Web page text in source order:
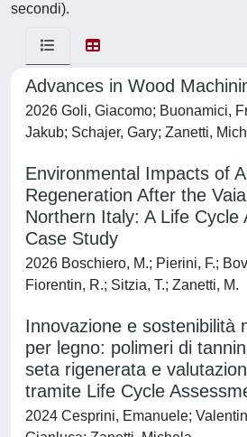
secondi).
Advances in Wood
2026 Goli, Giacomo; Buonamici,
Jakub; Schajer, Gary; Zanetti,
Environmental Impacts of
Regeneration After the
Northern Italy: A Life Cycle
Case Study
2026 Boschiero, M.; Pierini, F.;
Fiorentin, R.; Sitzia, T.; Zanetti, M.
Innovazione e sostenibilità
per legno: polimeri di
seta rigenerata e
tramite Life Cycle
2024 Cesprini, Emanuele;